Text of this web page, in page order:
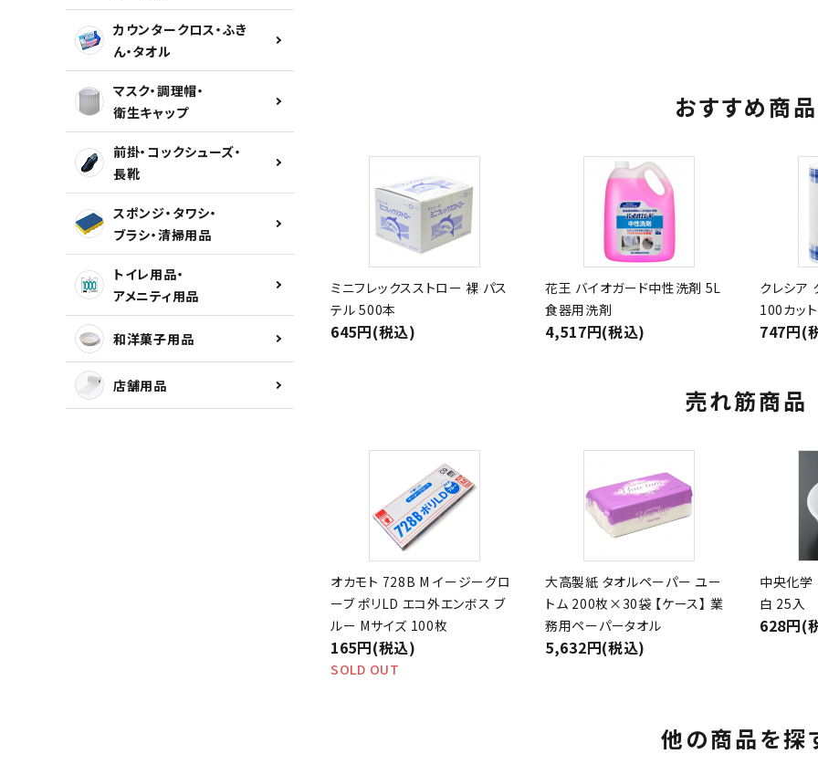
カウンタークロス・ふき
ん・タオル
マスク・調理帽・
衛生キャップ
前掛・コックシューズ・
長靴
スポンジ・タワシ・
ブラシ・清掃用品
トイレ用品・
アメニティ用品
和洋菓子用品
店舗用品
おすすめ商品
ミニフレックスストロー 裸 パス
テル 500本
645円(税込)
花王 バイオガード中性洗剤 5L
食器用洗剤
4,517円(税込)
クレシア
100カッ
747円(
売れ筋商品
オカモト 728B M イージーグロ
ーブ ポリLD エコ外エンボス ブ
ルー Mサイズ 100枚
165円(税込)
SOLD OUT
大高製紙 タオルペーパー ユー
トム 200枚×30袋 【ケース】 業
務用ペーパータオル
5,632円(税込)
中央化学
白 25入
628円(
他の商品を探